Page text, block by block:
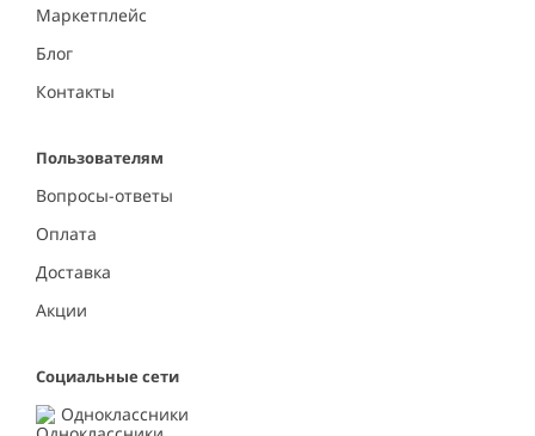
Маркетплейс
Блог
Контакты
Пользователям
Вопросы-ответы
Оплата
Доставка
Акции
Социальные сети
Одноклассники